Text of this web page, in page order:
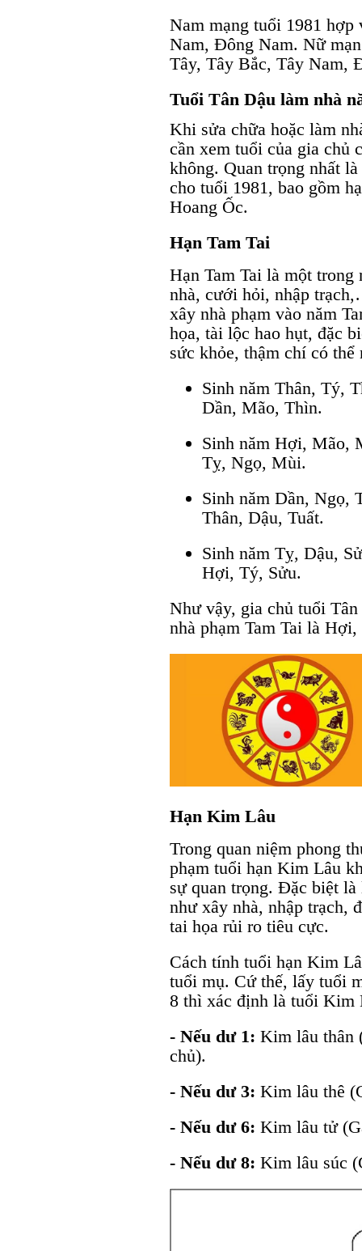
Nam mạng tuổi 1981
Nam, Đông Nam. Nữ
Tây, Tây Bắc, Tây Nam,
Tuổi Tân Dậu làm nhà
Khi sửa chữa hoặc làm
cần xem tuổi của gia chủ
không. Quan trọng nhất
cho tuổi 1981, bao gồm
Hoang Ốc.
Hạn Tam Tai
Hạn Tam Tai là một
nhà, cưới hỏi, nhập
xây nhà phạm vào năm
họa, tài lộc hao hụt, đặc
sức khỏe, thậm chí có thể
Sinh năm Thân, Tý,
Dần, Mão, Thìn.
Sinh năm Hợi, Mão,
Tỵ, Ngọ, Mùi.
Sinh năm Dần, Ngọ,
Thân, Dậu, Tuất.
Sinh năm Tỵ, Dậu,
Hợi, Tý, Sửu.
Như vậy, gia chủ tuổi
nhà phạm Tam Tai là
Hạn Kim Lâu
Trong quan niệm phong
phạm tuổi hạn Kim Lâu
sự quan trọng. Đặc biệt
như xây nhà, nhập trạch,
tai họa rủi ro tiêu cực.
Cách tính tuổi hạn Kim
tuổi mụ. Cứ thế, lấy tuổi
8 thì xác định là tuổi Kim
- Nếu dư 1: Kim lâu thân
chủ).
- Nếu dư 3: Kim lâu thê
- Nếu dư 6: Kim lâu tử
- Nếu dư 8: Kim lâu súc